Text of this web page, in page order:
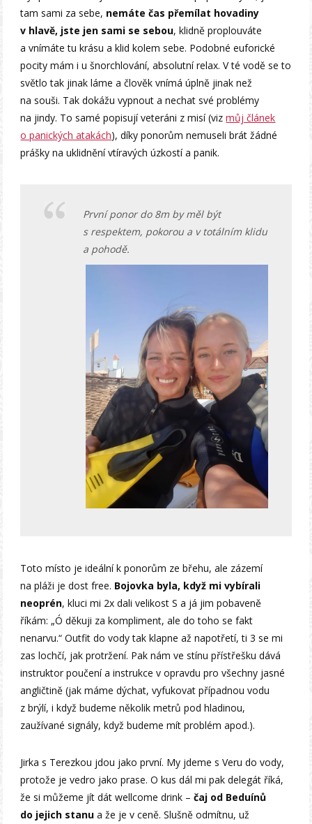
tam sami za sebe, nemáte čas přemílat hovadiny
v hlavě, jste jen sami se sebou, klidně proplouváte
a vnímáte tu krásu a klid kolem sebe. Podobné euforické
pocity mám i u šnorchlování, absolutní relax. V té vodě se to
světlo tak jinak láme a člověk vnímá úplně jinak než
na souši. Tak dokážu vypnout a nechat své problémy
na jindy. To samé popisují veteráni z misí (vizmůj článek
o panických atakách), díky ponorům nemuseli brát žádné
prášky na uklidnění vtíravých úzkostí a panik.
První ponor do 8m by měl být
s respektem, pokorou a v totálním klidu
a pohodě.
Toto místo je ideální k ponorům ze břehu, ale zázemí
na pláži je dost free. Bojovka byla, když mi vybírali
neoprén, kluci mi 2x dali velikost S a já jim pobaveně
říkám: „Ó děkuji za kompliment, ale do toho se fakt
nenarvu.“ Outfit do vody tak klapne až napotřetí, ti 3 se mi
zas lochčí, jak protržení. Pak nám ve stínu přístřešku dává
instruktor poučení a instrukce v opravdu pro všechny jasné
angličtině (jak máme dýchat, vyfukovat případnou vodu
z brýlí, i když budeme několik metrů pod hladinou,
zaužívané signály, když budeme mít problém apod.).
Jirka s Terezkou jdou jako první. My jdeme s Veru do vody,
protože je vedro jako prase. O kus dál mi pak delegát říká,
že si můžeme jít dát wellcome drink – čaj od Beduínů
do jejich stanu a že je v ceně. Slušně odmítnu, už